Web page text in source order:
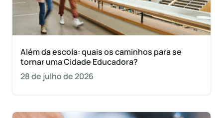
Além da escola: quais os caminhos para se
tornar uma Cidade Educadora?
28 de julho de 2026